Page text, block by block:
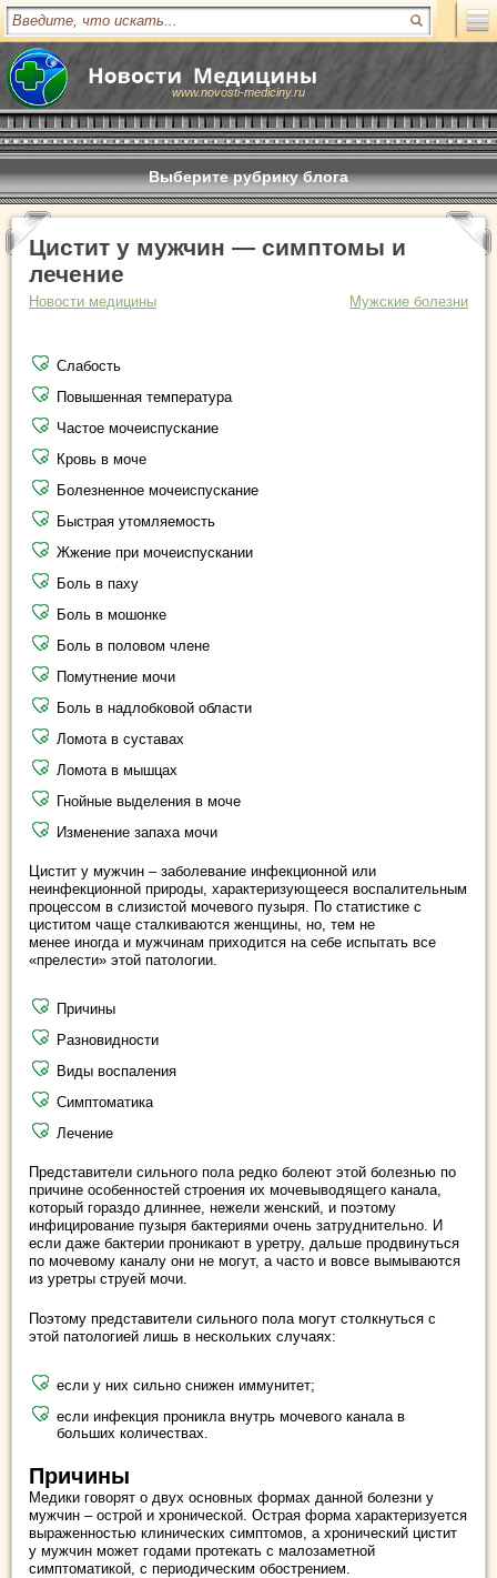
www.novosti-mediciny.ru
Выберите рубрику блога
Цистит у мужчин — симптомы и
лечение
Новости медицины Мужские болезни
Слабость
Повышенная температура
Частое мочеиспускание
Кровь в моче
Болезненное мочеиспускание
Быстрая утомляемость
Жжение при мочеиспускании
Боль в паху
Боль в мошонке
Боль в половом члене
Помутнение мочи
Боль в надлобковой области
Ломота в суставах
Ломота в мышцах
Гнойные выделения в моче
Изменение запаха мочи
Цистит у мужчин – заболевание инфекционной или
неинфекционной природы, характеризующееся воспалительным
процессом в слизистой мочевого пузыря. По статистике с
циститом чаще сталкиваются женщины, но, тем не
менее иногда и мужчинам приходится на себе испытать все
«прелести» этой патологии.
Причины
Разновидности
Виды воспаления
Симптоматика
Лечение
Представители сильного пола редко болеют этой болезнью по
причине особенностей строения их мочевыводящего канала,
который гораздо длиннее, нежели женский, и поэтому
инфицирование пузыря бактериями очень затруднительно. И
если даже бактерии проникают в уретру, дальше продвинуться
по мочевому каналу они не могут, а часто и вовсе вымываются
из уретры струей мочи.
Поэтому представители сильного пола могут столкнуться с
этой патологией лишь в нескольких случаях:
если у них сильно снижен иммунитет;
если инфекция проникла внутрь мочевого канала в
больших количествах.
Причины
Медики говорят о двух основных формах данной болезни у
мужчин – острой и хронической. Острая форма характеризуется
выраженностью клинических симптомов, а хронический цистит
у мужчин может годами протекать с малозаметной
симптоматикой, с периодическим обострением.